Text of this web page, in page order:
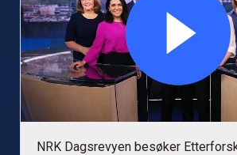
NRK Dagsrevyen besøker